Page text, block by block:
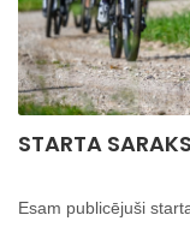
STARTA
Esam publicējuši